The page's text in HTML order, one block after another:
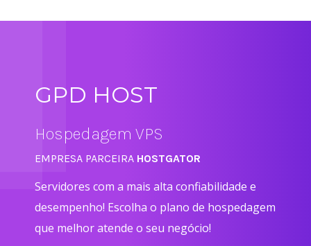
GPD HOST
Hospedagem VPS
EMPRESA PARCEIRA HOSTGATOR
Servidores com a mais alta confiabilidade e
desempenho! Escolha o plano de hospedagem
que melhor atende o seu negócio!